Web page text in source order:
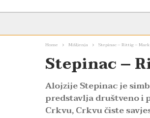
Home Mišljenja Stepinac – Rittig –
Stepinac –
Alojzije Stepinac je
predstavlja društveno i
Crkvu, Crkvu čiste